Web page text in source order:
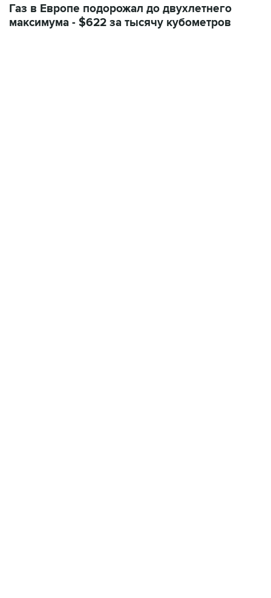
Газ в Европе подорожал до двухлетнего
максимума - $622 за тысячу кубометров